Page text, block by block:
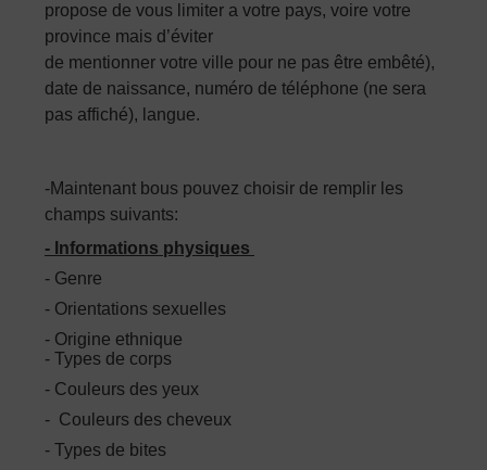
propose de vous limiter a votre pays, voire votre
province mais d’éviter
de mentionner votre ville pour ne pas être embêté),
date de naissance, numéro de téléphone (ne sera
pas affiché), langue.
-Maintenant bous pouvez choisir de remplir les
champs suivants:
- Informations physiques
- Genre
- Orientations sexuelles
- Origine ethnique
- Types de corps
- Couleurs des yeux
- Couleurs des cheveux
- Types de bites